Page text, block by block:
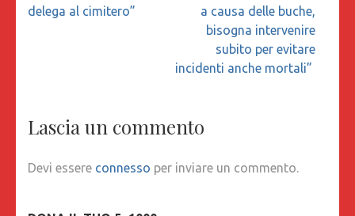
delega al cimitero”
a causa delle buche,
bisogna intervenire
subito per evitare
incidenti anche mortali”
Lascia un commento
Devi essere connesso per inviare un commento.